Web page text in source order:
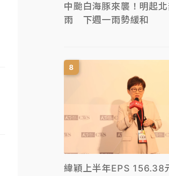
中颱白海豚來襲！明起
雨 下週一雨勢緩和
緯穎上半年EPS 156.38